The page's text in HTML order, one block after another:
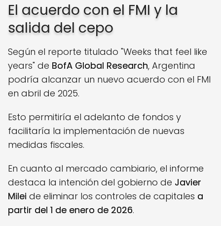
El acuerdo con el FMI y la
salida del cepo
Según el reporte titulado "Weeks that feel like
years" de BofA Global Research, Argentina
podría alcanzar un nuevo acuerdo con el FMI
en abril de 2025.
Esto permitiría el adelanto de fondos y
facilitaría la implementación de nuevas
medidas fiscales.
En cuanto al mercado cambiario, el informe
destaca la intención del gobierno de Javier
Milei de eliminar los controles de capitales a
partir del 1 de enero de 2026.